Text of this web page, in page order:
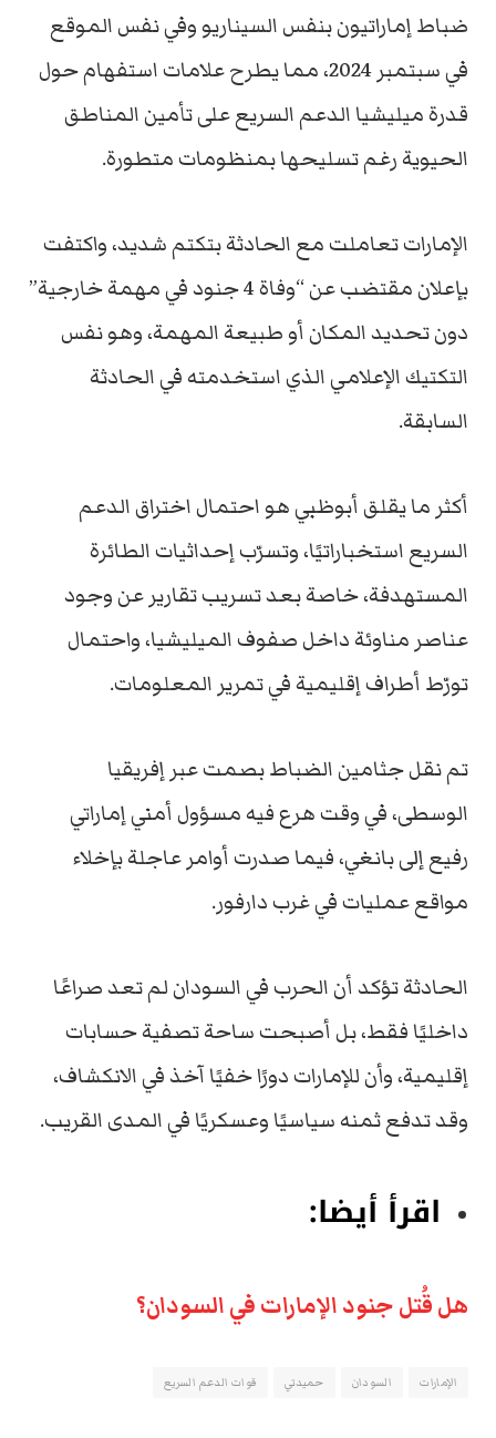
ضباط إماراتيون بنفس السيناريو وفي نفس الموقع
في سبتمبر 2024، مما يطرح علامات استفهام حول
قدرة ميليشيا الدعم السريع على تأمين المناطق
الحيوية رغم تسليحها بمنظومات متطورة.
الإمارات تعاملت مع الحادثة بتكتم شديد، واكتفت
بإعلان مقتضب عن “وفاة 4 جنود في مهمة خارجية”
دون تحديد المكان أو طبيعة المهمة، وهو نفس
التكتيك الإعلامي الذي استخدمته في الحادثة
السابقة.
أكثر ما يقلق أبوظبي هو احتمال اختراق الدعم
السريع استخباراتيًا، وتسرّب إحداثيات الطائرة
المستهدفة، خاصة بعد تسريب تقارير عن وجود
عناصر مناوئة داخل صفوف الميليشيا، واحتمال
تورّط أطراف إقليمية في تمرير المعلومات.
تم نقل جثامين الضباط بصمت عبر إفريقيا
الوسطى، في وقت هرع فيه مسؤول أمني إماراتي
رفيع إلى بانغي، فيما صدرت أوامر عاجلة بإخلاء
مواقع عمليات في غرب دارفور.
الحادثة تؤكد أن الحرب في السودان لم تعد صراعًا
داخليًا فقط، بل أصبحت ساحة تصفية حسابات
إقليمية، وأن للإمارات دورًا خفيًا آخذ في الانكشاف،
وقد تدفع ثمنه سياسيًا وعسكريًا في المدى القريب.
اقرأ أيضا:
هل قُتل جنود الإمارات في السودان؟
الإمارات السودان حميدتي قوات الدعم السريع